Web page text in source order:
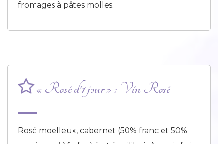
fromages à pâtes molles.
« Rosé d'1 jour » : Vin Rosé
Rosé moelleux, cabernet (50% franc et 50%